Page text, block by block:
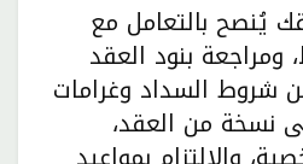
يُنصح بالتعامل مع
بنود العقد
شروط السداد وغرامات
نسخة من العقد،